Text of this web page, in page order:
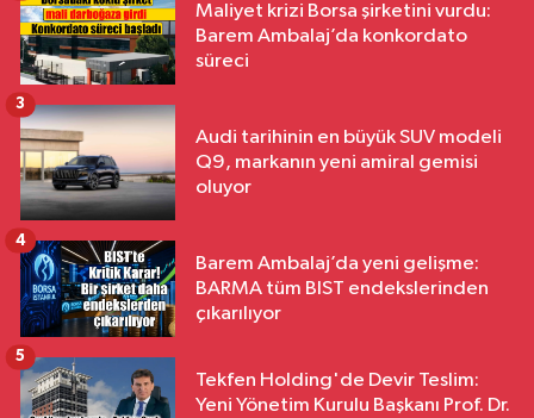
Maliyet krizi Borsa şirketini vurdu:
Barem Ambalaj’da konkordato
süreci
Audi tarihinin en büyük SUV modeli
Q9, markanın yeni amiral gemisi
oluyor
3
Barem Ambalaj’da yeni gelişme:
BARMA tüm BIST endekslerinden
çıkarılıyor
4
Tekfen Holding'de Devir Teslim:
Yeni Yönetim Kurulu Başkanı Prof. Dr.
5